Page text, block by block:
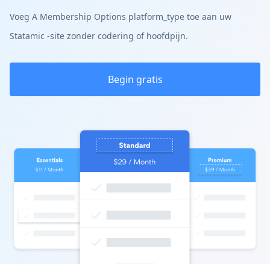
Voeg A Membership Options platform_type toe aan uw
Statamic -site zonder codering of hoofdpijn.
Begin gratis